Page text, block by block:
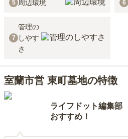
5 周辺環境 6
7
管理の
しやす
さ
室蘭市営 東町墓地の特徴
ライフドット編集部
おすすめ！